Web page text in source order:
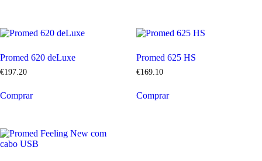
Promed 620 deLuxe
€197 20
Comprar
Promed 625 HS
€169. 10
Comprar